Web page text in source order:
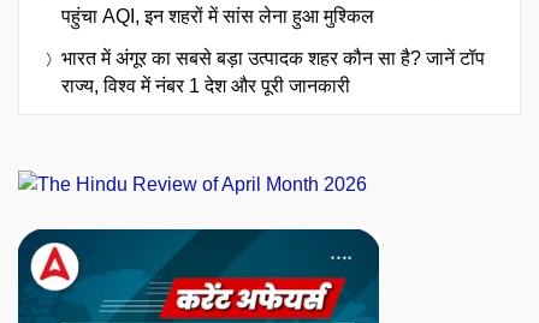
पहुंचा AQI, इन शहरों में सांस लेना हुआ मुश्किल
भारत में अंगूर का सबसे बड़ा उत्पादक शहर कौन सा है? जानें टॉप
राज्य, विश्व में नंबर 1 देश और पूरी जानकारी